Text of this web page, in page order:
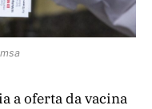
a oferta da vacina